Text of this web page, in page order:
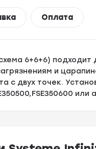
Оплата
6+6+6) подходит
и
с двух точек.
или